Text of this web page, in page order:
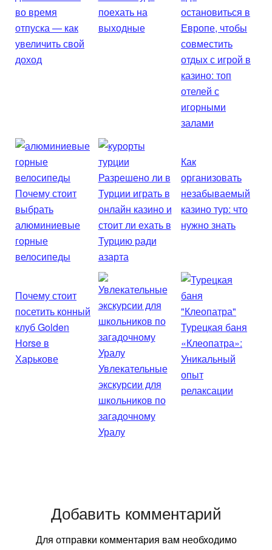
во время
отпуска — как
увеличить свой
доход
поехать на
выходные
остановиться в
Европе, чтобы
совместить
отдых с игрой в
казино: топ
отелей с
игорными
залами
Почему стоит
выбрать
алюминиевые
горные
велосипеды
Разрешено ли в
Турции играть в
онлайн казино и
стоит ли ехать в
Турцию ради
азарта
Как
организовать
незабываемый
казино тур: что
нужно знать
Почему стоит
посетить конный
клуб Golden
Horse в
Харькове
Увлекательные
экскурсии для
школьников по
загадочному
Уралу
Турецкая баня
«Клеопатра»:
Уникальный
опыт
релаксации
Добавить комментарий
Для отправки комментария вам необходимо